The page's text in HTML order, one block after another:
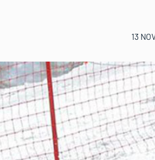
13